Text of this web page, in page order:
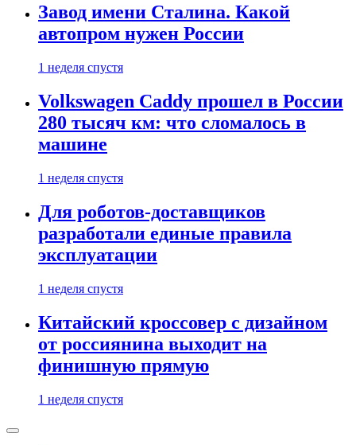
Завод имени Сталина. Какой
автопром нужен России
1 неделя спустя
Volkswagen Caddy прошел в России
280 тысяч км: что сломалось в
машине
1 неделя спустя
Для роботов-доставщиков
разработали единые правила
эксплуатации
1 неделя спустя
Китайский кроссовер с дизайном
от россиянина выходит на
финишную прямую
1 неделя спустя